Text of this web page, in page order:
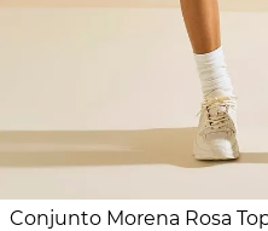
Conjunto Morena Rosa